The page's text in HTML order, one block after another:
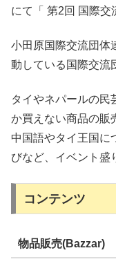
にて「 第2回 国際交
小田原国際交流団体
動している国際交流
タイやネパールの民
か買えない商品の販
中国語やタイ王国に
びなど、イベント盛
コンテンツ
物品販売(Bazzar)